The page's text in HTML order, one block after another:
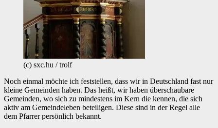
(c) sxc.hu / trolf
Noch einmal möchte ich feststellen, dass wir in Deutschland fast nur
kleine Gemeinden haben. Das heißt, wir haben überschaubare
Gemeinden, wo sich zu mindestens im Kern die kennen, die sich
aktiv am Gemeindeleben beteiligen. Diese sind in der Regel alle
dem Pfarrer persönlich bekannt.